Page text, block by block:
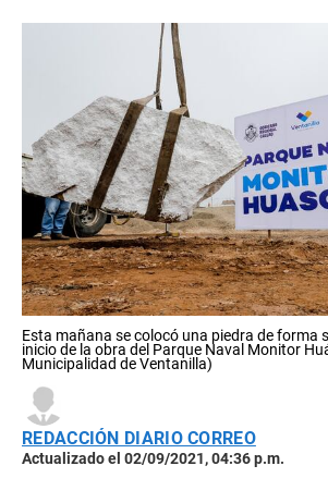
Esta mañana se colocó una piedra de forma
inicio de la obra del Parque Naval Monitor
Municipalidad de Ventanilla)
REDACCIÓN DIARIO CORREO
Actualizado el 02/09/2021, 04:36 p.m.